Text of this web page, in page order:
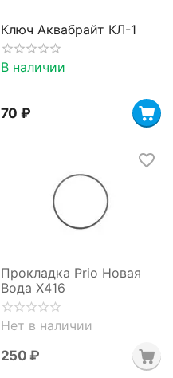
Ключ Аквабрайт КЛ-1
В наличии
‍70‍ ₽
Прокладка Prio Новая
Вода X416
Нет в наличии
‍250‍ ₽